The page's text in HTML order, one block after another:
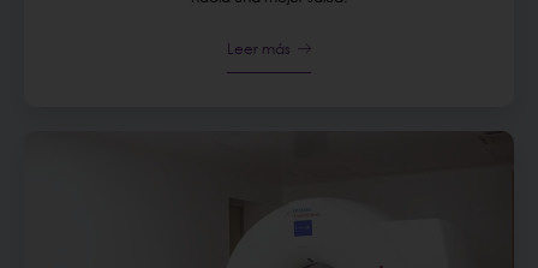
Leer más